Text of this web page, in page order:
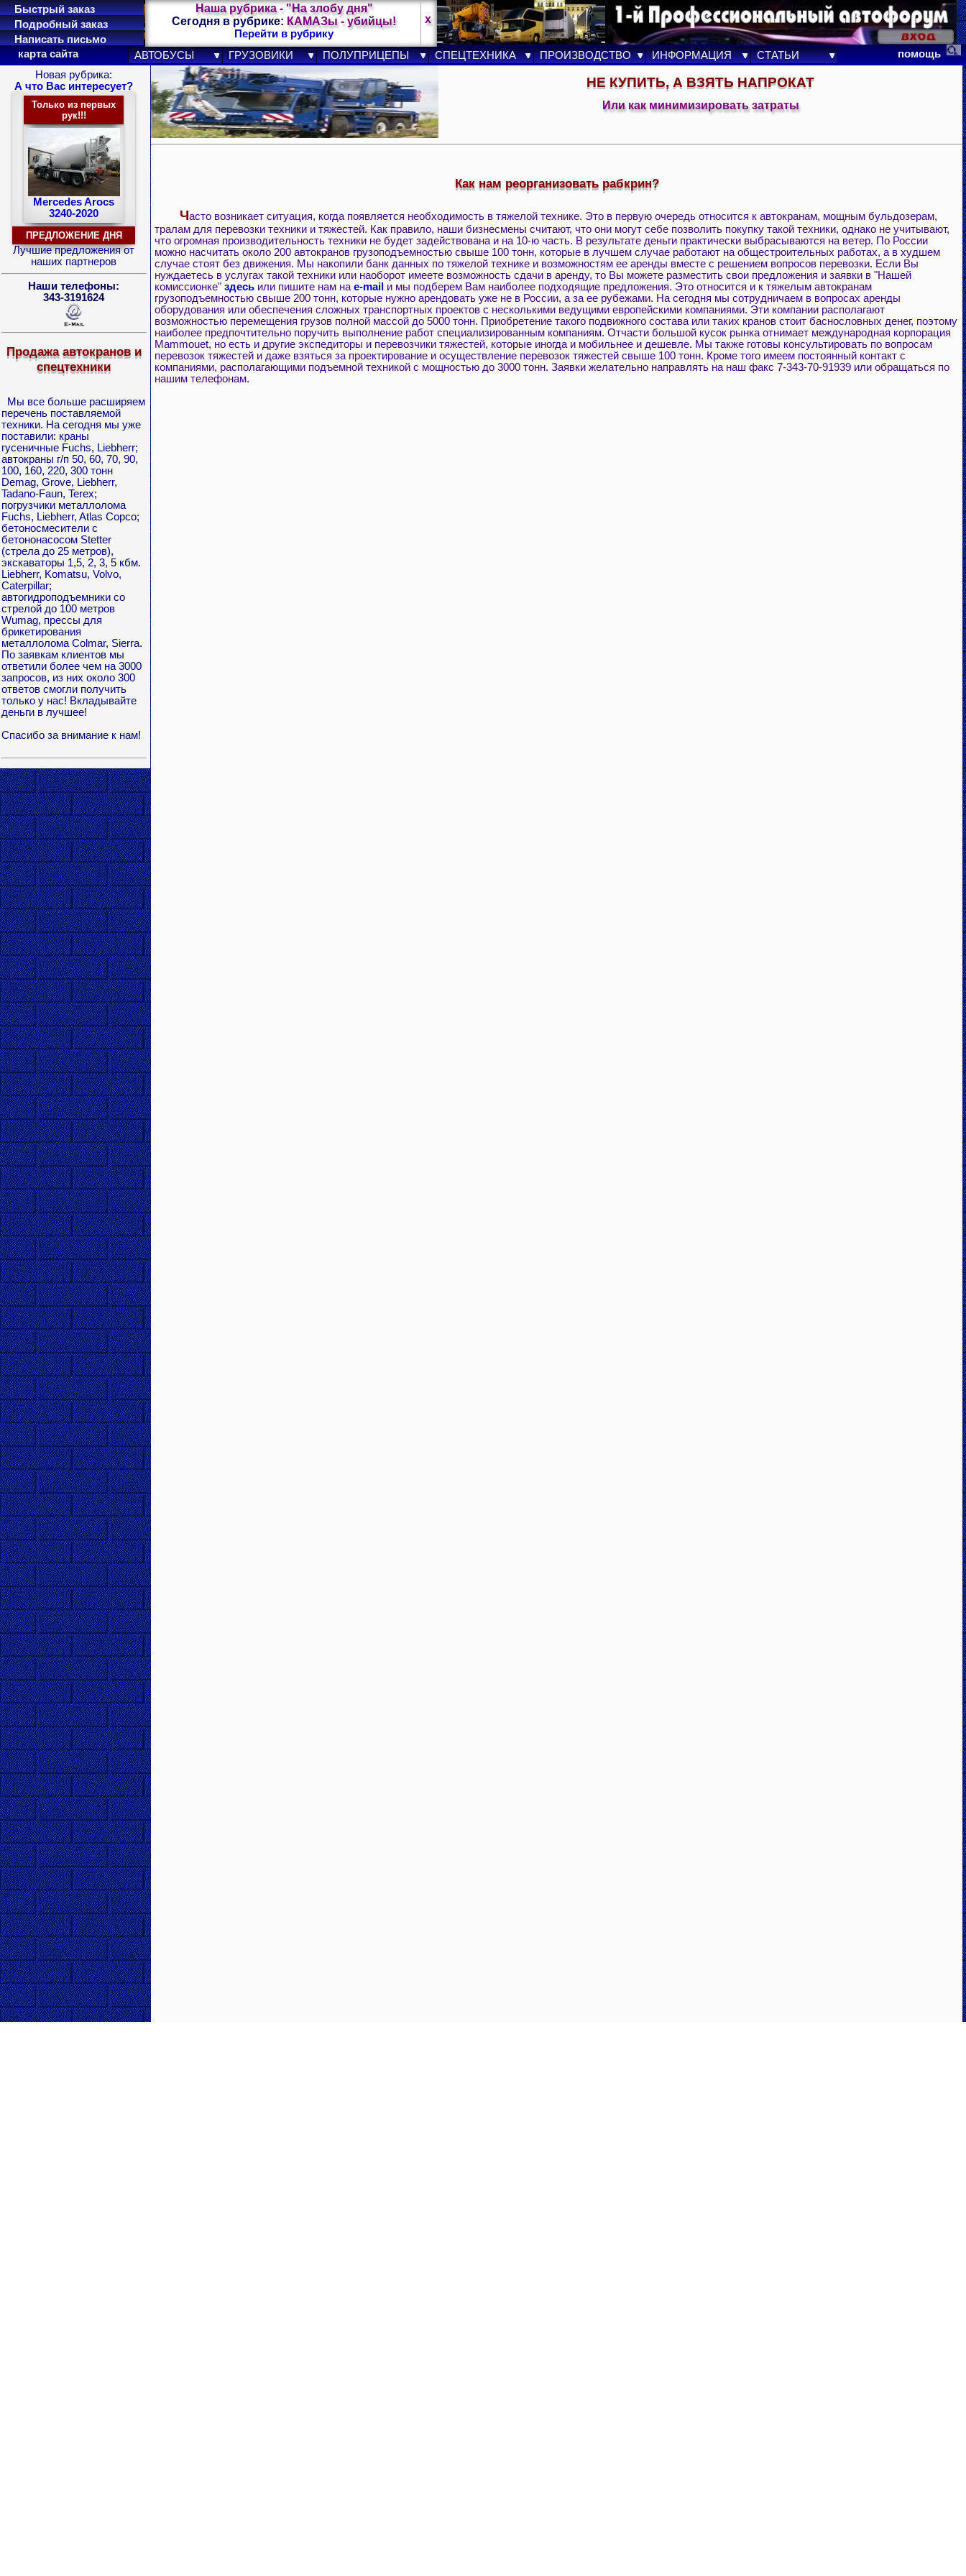
Быстрый заказ
Подробный заказ
Написать письмо
Наша рубрика - "На злобу дня"
Сегодня в рубрике: КАМАЗы - убийцы!
Перейти в рубрику
x
карта сайта
помощь
Новая рубрика:
А что Вас интересует?
Только из первых
рук!!!
Mercedes Arocs
3240-2020
ПРЕДЛОЖЕНИЕ ДНЯ
Лучшие предложения от
наших партнеров
Наши телефоны:
343-3191624
Продажа автокранов и
спецтехники
Мы все больше расширяем
перечень поставляемой
техники. На сегодня мы уже
поставили: краны
гусеничные Fuchs, Liebherr;
автокраны г/п 50, 60, 70, 90,
100, 160, 220, 300 тонн
Demag, Grove, Liebherr,
Tadano-Faun, Terex;
погрузчики металлолома
Fuchs, Liebherr, Atlas Copco;
бетоносмесители с
бетононасосом Stetter
(стрела до 25 метров),
экскаваторы 1,5, 2, 3, 5 кбм.
Liebherr, Komatsu, Volvo,
Caterpillar;
автогидроподъемники со
стрелой до 100 метров
Wumag, прессы для
брикетирования
металлолома Colmar, Sierra.
По заявкам клиентов мы
ответили более чем на 3000
запросов, из них около 300
ответов смогли получить
только у нас! Вкладывайте
деньги в лучшее!
Спасибо за внимание к нам!
НЕ КУПИТЬ, А ВЗЯТЬ НАПРОКАТ
Или как минимизировать затраты
Как нам реорганизовать рабкрин?
Часто возникает ситуация, когда появляется необходимость в тяжелой технике. Это в первую очередь относится к автокранам, мощным бульдозерам,
тралам для перевозки техники и тяжестей. Как правило, наши бизнесмены считают, что они могут себе позволить покупку такой техники, однако не учитывают,
что огромная производительность техники не будет задействована и на 10-ю часть. В результате деньги практически выбрасываются на ветер. По России
можно насчитать около 200 автокранов грузоподъемностью свыше 100 тонн, которые в лучшем случае работают на общестроительных работах, а в худшем
случае стоят без движения. Мы накопили банк данных по тяжелой технике и возможностям ее аренды вместе с решением вопросов перевозки. Если Вы
нуждаетесь в услугах такой техники или наоборот имеете возможность сдачи в аренду, то Вы можете разместить свои предложения и заявки в "Нашей
комиссионке"здесь или пишите нам наe-mail и мы подберем Вам наиболее подходящие предложения. Это относится и к тяжелым автокранам
грузоподъемностью свыше 200 тонн, которые нужно арендовать уже не в России, а за ее рубежами. На сегодня мы сотрудничаем в вопросах аренды
оборудования или обеспечения сложных транспортных проектов с несколькими ведущими европейскими компаниями. Эти компании располагают
возможностью перемещения грузов полной массой до 5000 тонн. Приобретение такого подвижного состава или таких кранов стоит баснословных денег, поэтому
наиболее предпочтительно поручить выполнение работ специализированным компаниям. Отчасти большой кусок рынка отнимает международная корпорация
Mammouet, но есть и другие экспедиторы и перевозчики тяжестей, которые иногда и мобильнее и дешевле. Мы также готовы консультировать по вопросам
перевозок тяжестей и даже взяться за проектирование и осуществление перевозок тяжестей свыше 100 тонн. Кроме того имеем постоянный контакт с
компаниями, располагающими подъемной техникой с мощностью до 3000 тонн. Заявки желательно направлять на наш факс 7-343-70-91939 или обращаться по
нашим телефонам.
АВТОБУСЫ ГРУЗОВИКИ ПОЛУПРИЦЕПЫ СПЕЦТЕХНИКА ПРОИЗВОДСТВО ИНФОРМАЦИЯ СТАТЬИ